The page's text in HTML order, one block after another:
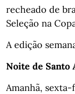
recheado de
Seleção na
A edição
Noite de Santo
Amanhã, sexta-